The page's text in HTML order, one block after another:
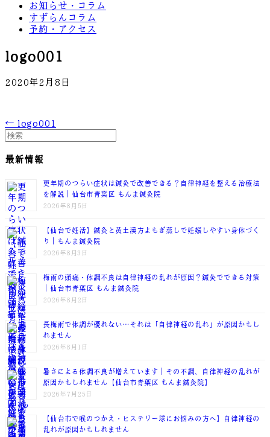
お知らせ・コラム
すずらんコラム
予約・アクセス
logo001
2020年2月8日
← logo001
最新情報
更年期のつらい症状は鍼灸で改善できる？自律神経を整える治療法
を解説｜仙台市青葉区 もんま鍼灸院
2026年8月5日
【仙台で妊活】鍼灸と黄土漢方よもぎ蒸しで妊娠しやすい身体づく
り｜もんま鍼灸院
2026年8月3日
梅雨の頭痛・体調不良は自律神経の乱れが原因？鍼灸でできる対策
｜仙台市青葉区 もんま鍼灸院
2026年8月2日
長梅雨で体調が優れない…それは「自律神経の乱れ」が原因かもし
れません
2026年8月1日
暑さによる体調不良が増えています｜その不調、自律神経の乱れが
原因かもしれません【仙台市青葉区 もんま鍼灸院】
2026年7月25日
【仙台市で喉のつかえ・ヒステリー球にお悩みの方へ】自律神経の
乱れが原因かもしれません